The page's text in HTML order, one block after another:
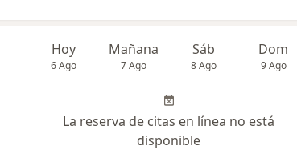
Hoy
6 Ago
Mañana
7 Ago
Sáb
8 Ago
Dom
9 Ago
La reserva de citas en línea no está
disponible